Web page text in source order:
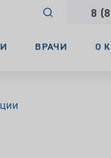
8
ВРАЧИ О